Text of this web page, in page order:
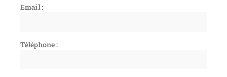
Email :
Téléphone :